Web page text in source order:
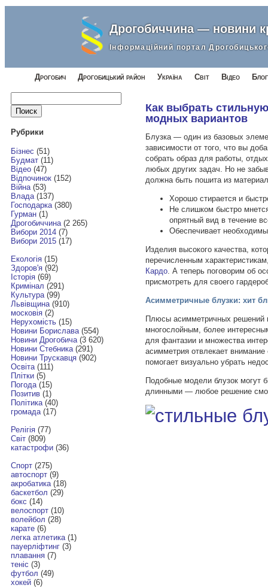
Дрогобиччина — новини
Інформаційний портал
Дрогобич Дрогобицький район Україна Світ Відео
Найти:
Рубрики
Бізнес (51)
Будмат(11)
Відео(47)
Відпочинок(152)
Війна(53)
Влада(137)
Господарка(380)
Гурман(1)
Дрогобиччина(2 265)
Вибори 2014(7)
Вибори 2015(17)
Екологія(15)
Здоров'я(92)
Історія(69)
Кримінал (291)
Культура(99)
Львівщина(910)
московія(2)
Нерухомість(15)
Новини Борислава(554)
Новини Дрогобича(3 620)
Новини Стебника(291)
Новини Трускавця(902)
Освіта(111)
Плітки(5)
Погода(15)
Позитив(1)
Політика(40)
громада(17)
Релігія(77)
Світ(809)
катастрофи(36)
Спорт(275)
автоспорт(9)
акробатика(18)
баскетбол (29)
бокс (14)
велоспорт(10)
волейбол (28)
карате(6)
легка атлетика(1)
пауерліфтинг(3)
плавання(7)
теніс (3)
футбол (49)
хокей(6)
Как выбрать
модных вариантов
Блузка — один из базовых
зависимости от того, что вы
собрать образ для работы,
любых других задач. Но не
должна быть пошита из
Хорошо стирается и
Не слишком быстро
опрятный вид в течение
Обеспечивает
Изделия высокого качества,
перечисленным
Кардо. А теперь поговорим об
присмотреть для своего
Асимметричные блузки: хит
Плюсы асимметричных решений
многослойным, более
для фантазии и множества
асимметрия отвлекает
помогает визуально убрать
Подобные модели блузок могут
длинными — любое решение